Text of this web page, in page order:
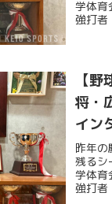
学体育
強打者
【
将・
イン
昨年の
残るシ
学体育
強打者